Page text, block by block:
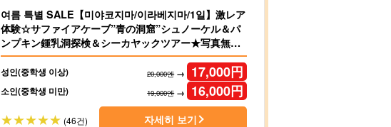
여름 특별 SALE【미야코지마/이라베지마/1일】激レア
体験☆サファイアケーブ”青の洞窟”シュノーケル＆パ
ンプキン鍾乳洞探検＆シーカヤックツアー★写真無料
＆送迎付き（No.837）【미야코지마/伊良部島/1日
성인(중학생 이상) 20,000엔→ 17,000円
소인(중학생 미만) 19,000엔→ 16,000円
(46건) 자세히 보기